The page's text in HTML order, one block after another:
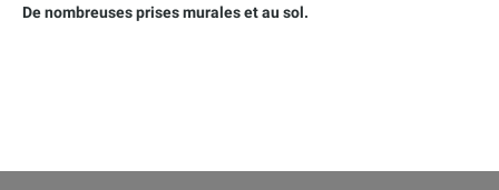
De nombreuses prises murales et au sol.